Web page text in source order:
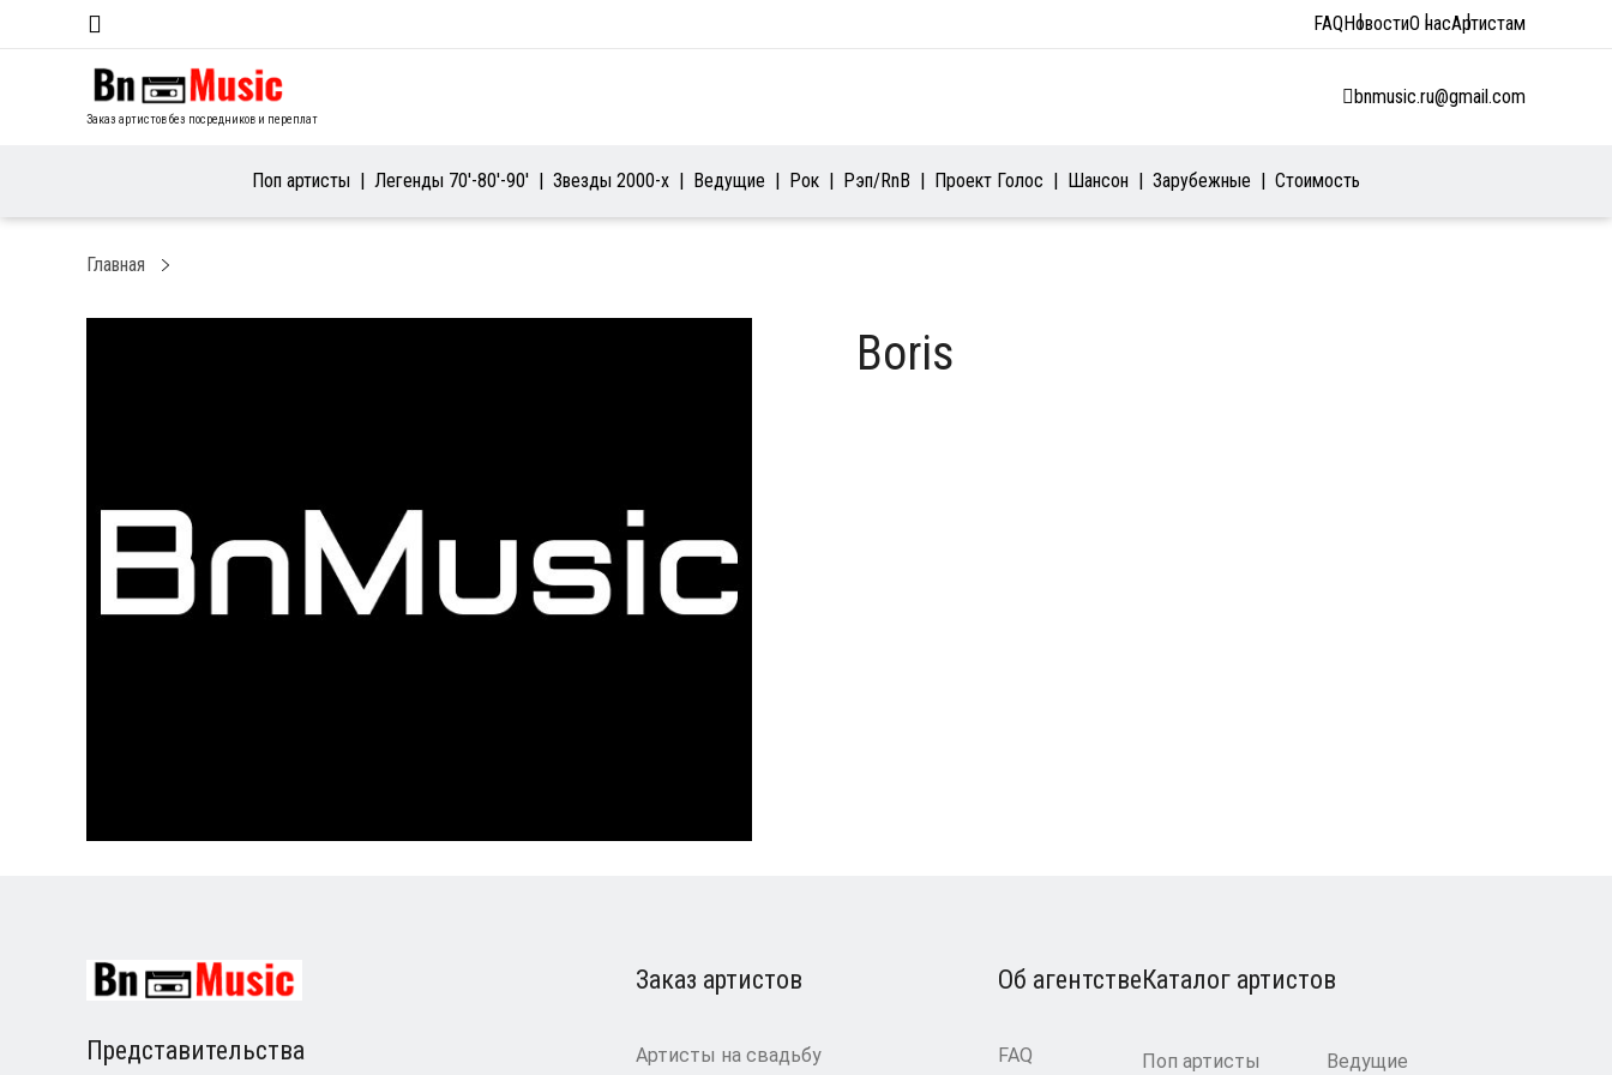
FAQНовостиО насАртистам
Заказ артистов без посредников и переплат
bnmusic.ru@gmail.com
Поп артисты Легенды 70′-80′-90′ Звезды 2000-х Ведущие Рок Рэп/RnB Проект Голос Шансон Зарубежные Стоимость
Главная
Boris
Представительства
Каталог артистов
Поп артисты Ведущие
Заказ артистов
Артисты на свадьбу
Об агентстве
FAQ